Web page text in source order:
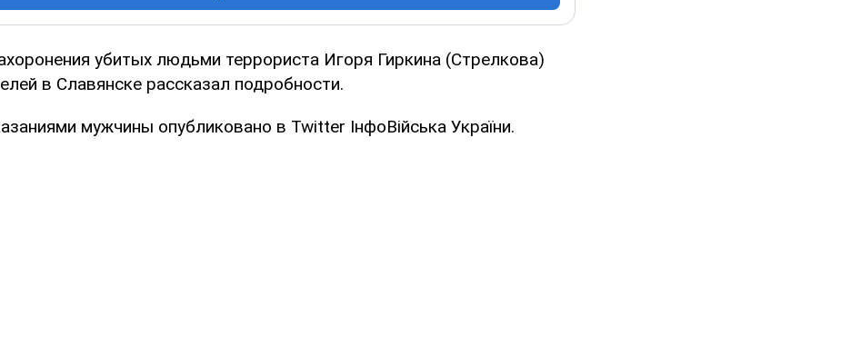
убитых людьми террориста Игоря Гиркина (Стрелкова)
в Славянске рассказал подробности.
мужчины опубликовано в Twitter ІнфоВійська України.